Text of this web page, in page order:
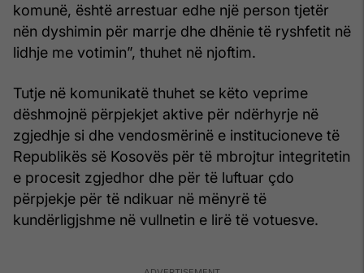
komunë, është arrestuar edhe një person tjetër
nën dyshimin për marrje dhe dhënie të ryshfetit në
lidhje me votimin”, thuhet në njoftim.
Tutje në komunikatë thuhet se këto veprime
dëshmojnë përpjekjet aktive për ndërhyrje në
zgjedhje si dhe vendosmërinë e institucioneve të
Republikës së Kosovës për të mbrojtur integritetin
e procesit zgjedhor dhe për të luftuar çdo
përpjekje për të ndikuar në mënyrë të
kundërligjshme në vullnetin e lirë të votuesve.